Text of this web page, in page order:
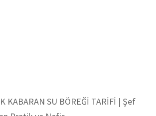
KABARAN SU BÖREĞİ TARİFİ | Şef